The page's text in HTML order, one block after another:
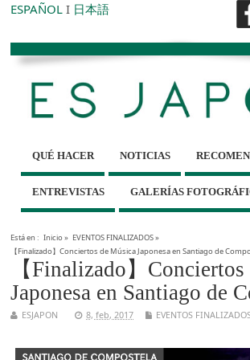
ESPAÑOL I 日本語
QUÉ HACER NOTICIAS
ENTREVISTAS GALERÍAS
Está en : Inicio» EVENTOS FINALIZADOS»
【Finalizado】Conciertos de Música Japonesa en Santiago de
【Finalizado】
Japonesa en Santiago de
ESJAPON 8, feb, 2017 EVENTOS